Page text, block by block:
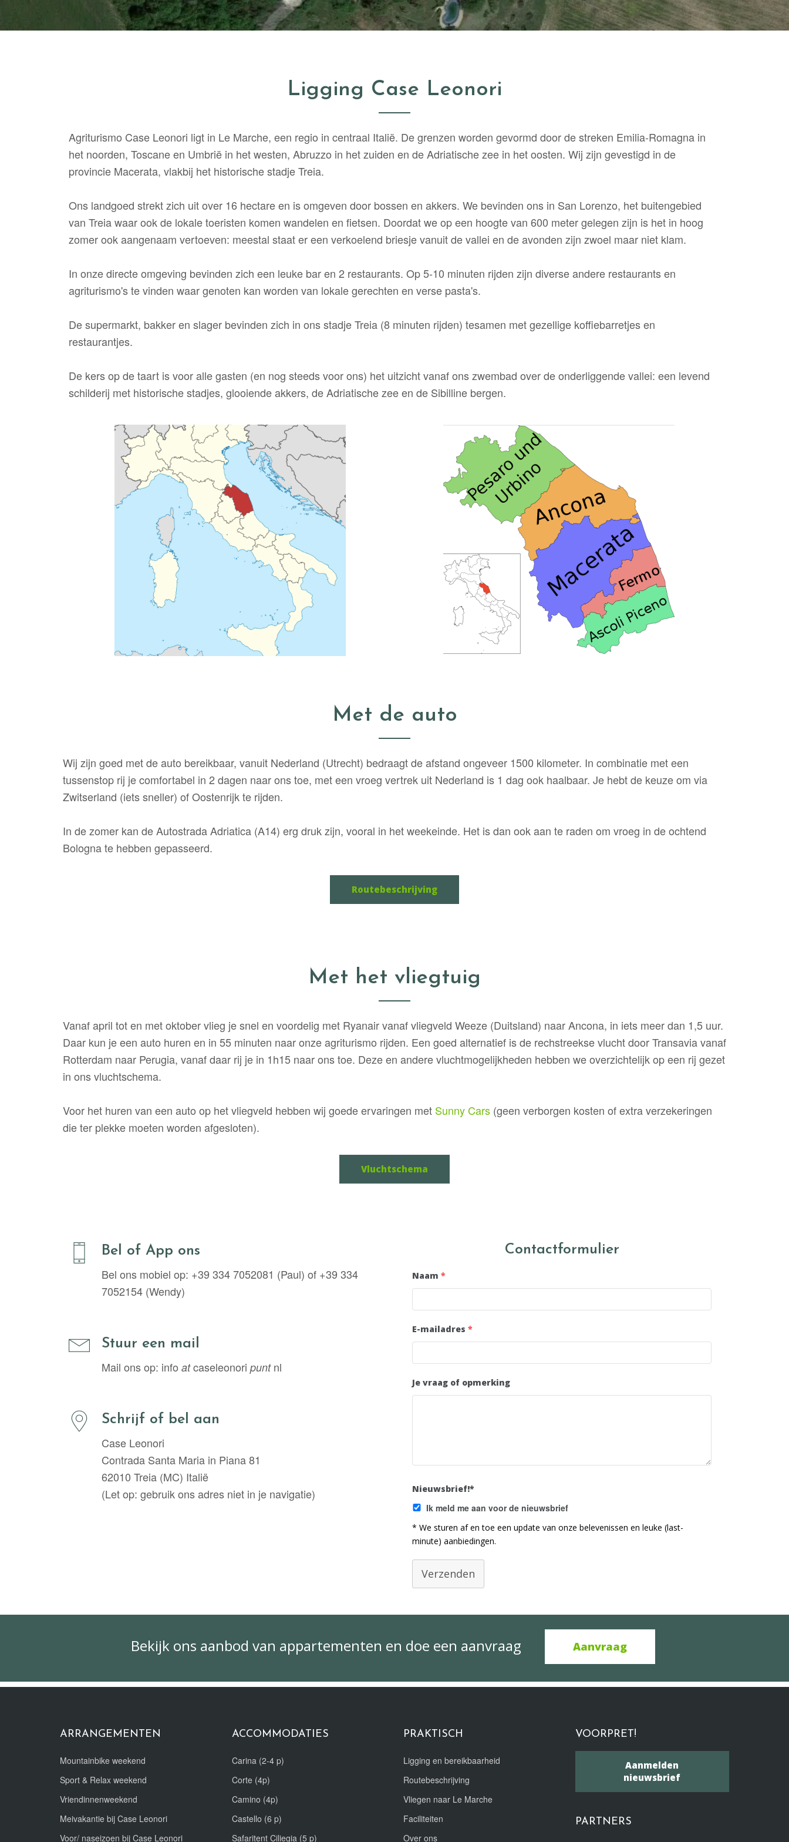
Ligging Case Leonori
Agriturismo Case Leonori ligt in Le Marche, een regio in centraal Italië. De grenzen worden gevormd door de streken Emilia-Romagna in
het noorden, Toscane en Umbrië in het westen, Abruzzo in het zuiden en de Adriatische zee in het oosten. Wij zijn gevestigd in de
provincie Macerata, vlakbij het historische stadje Treia.
Ons landgoed strekt zich uit over 16 hectare en is omgeven door bossen en akkers. We bevinden ons in San Lorenzo, het buitengebied
van Treia waar ook de lokale toeristen komen wandelen en fietsen. Doordat we op een hoogte van 600 meter gelegen zijn is het in hoog
zomer ook aangenaam vertoeven: meestal staat er een verkoelend briesje vanuit de vallei en de avonden zijn zwoel maar niet klam.
In onze directe omgeving bevinden zich een leuke bar en 2 restaurants. Op 5-10 minuten rijden zijn diverse andere restaurants en
agriturismo's te vinden waar genoten kan worden van lokale gerechten en verse pasta's.
De supermarkt, bakker en slager bevinden zich in ons stadje Treia (8 minuten rijden) tesamen met gezellige koffiebarretjes en
restaurantjes.
De kers op de taart is voor alle gasten (en nog steeds voor ons) het uitzicht vanaf ons zwembad over de onderliggende vallei: een levend
schilderij met historische stadjes, glooiende akkers, de Adriatische zee en de Sibilline bergen.
Met de auto
Wij zijn goed met de auto bereikbaar, vanuit Nederland (Utrecht) bedraagt de afstand ongeveer 1500 kilometer. In combinatie met een
tussenstop rij je comfortabel in 2 dagen naar ons toe, met een vroeg vertrek uit Nederland is 1 dag ook haalbaar. Je hebt de keuze om via
Zwitserland (iets sneller) of Oostenrijk te rijden.
In de zomer kan de Autostrada Adriatica (A14) erg druk zijn, vooral in het weekeinde. Het is dan ook aan te raden om vroeg in de ochtend
Bologna te hebben gepasseerd.
Routebeschrijving
Met het vliegtuig
Vanaf april tot en met oktober vlieg je snel en voordelig met Ryanair vanaf vliegveld Weeze (Duitsland) naar Ancona, in iets meer dan 1,5 uur.
Daar kun je een auto huren en in 55 minuten naar onze agriturismo rijden. Een goed alternatief is de rechstreekse vlucht door Transavia vanaf
Rotterdam naar Perugia, vanaf daar rij je in 1h15 naar ons toe. Deze en andere vluchtmogelijkheden hebben we overzichtelijk op een rij gezet
in ons vluchtschema.
Voor het huren van een auto op het vliegveld hebben wij goede ervaringen met Sunny Cars (geen verborgen kosten of extra verzekeringen
die ter plekke moeten worden afgesloten).
Vluchtschema
Bel of App ons
Bel ons mobiel op: +39 334 7052081 (Paul) of +39 334
7052154 (Wendy)
Stuur een mail
Mail ons op: info atcaseleonori puntnl
Schrijf of bel aan
Case Leonori
Contrada Santa Maria in Piana 81
62010 Treia (MC) Italië
(Let op: gebruik ons adres niet in je navigatie)
Contactformulier
Naam *
E-mailadres *
Je vraag of opmerking
Nieuwsbrief!*
Ik meld me aan voor de nieuwsbrief
* We sturen af en toe een update van onze belevenissen en leuke (last-
minute) aanbiedingen.
Verzenden
Bekijk ons aanbod van appartementen en doe een aanvraag Aanvraag
ARRANGEMENTEN
Mountainbike weekend
Sport & Relax weekend
Vriendinnenweekend
Meivakantie bij Case Leonori
Voor/ naseizoen bij Case Leonori
ACCOMMODATIES
Carina (2-4 p)
Corte (4p)
Camino (4p)
Castello (6 p)
Safaritent Ciliegia (5 p)
PRAKTISCH
Ligging en bereikbaarheid
Routebeschrijving
Vliegen naar Le Marche
Faciliteiten
Over ons
VOORPRET!
Aanmelden
nieuwsbrief
PARTNERS